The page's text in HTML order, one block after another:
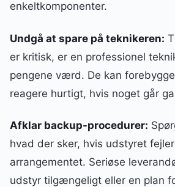
enkeltkomponenter.
Undgå at spare på teknikeren:
er kritisk, er en professionel
pengene værd. De kan
reagere hurtigt, hvis noget går
Afklar backup-procedurer:
hvad der sker, hvis udstyret
arrangementet. Seriøse
udstyr tilgængeligt eller en plan